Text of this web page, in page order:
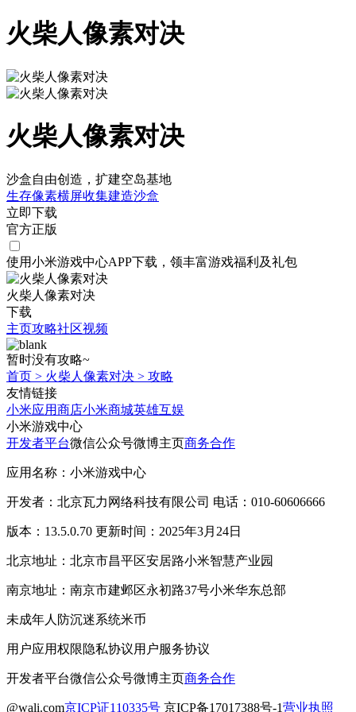
火柴人像素对决
火柴人像素对决
沙盒自由创造，扩建空岛基地
生存像素横屏收集建造沙盒
立即下载
官方正版
使用小米游戏中心APP下载 ，领丰富游戏福利 及礼包
火柴人像素对决
下载
主页攻略社区视频
暂时没有攻略~
首页 > 火柴人像素对决 > 攻略
友情链接
小米应用商店小米商城英雄互娱
小米游戏中心
开发者平台微信公众号微博主页商务合作
应用名称：小米游戏中心
开发者：北京瓦力网络科技有限公司 电话：010-60606666
版本：13.5.0.70 更新时间：2025年3月24日
北京地址：北京市昌平区安居路小米智慧产业园
南京地址：南京市建邺区永初路37号小米华东总部
未成年人防沉迷系统米币
用户应用权限隐私协议用户服务协议
开发者平台微信公众号微博主页商务合作
@wali.com京ICP证110335号 京ICP备17017388号-1营业执照